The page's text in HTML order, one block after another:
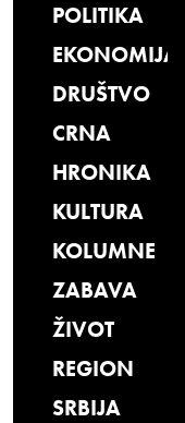
POLITIKA
EKONOMIJA
DRUŠTVO
CRNA
HRONIKA
KULTURA
KOLUMNE
ZABAVA
ŽIVOT
REGION
SRBIJA